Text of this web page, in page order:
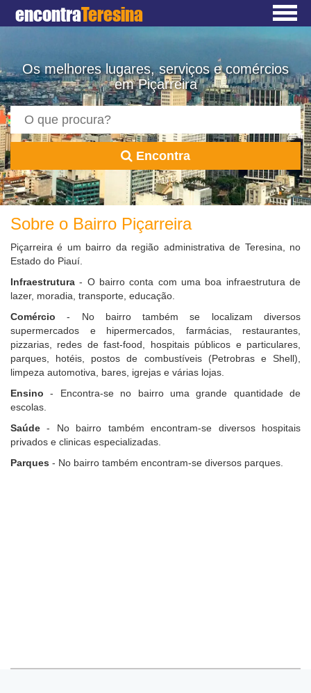
encontraTeresina
Os melhores lugares, serviços e comércios
em Piçarreira
Encontra
Sobre o Bairro Piçarreira
Piçarreira é um bairro da região administrativa de Teresina, no
Estado do Piauí.
Infraestrutura - O bairro conta com uma boa infraestrutura de
lazer, moradia, transporte, educação.
Comércio - No bairro também se localizam diversos
supermercados e hipermercados, farmácias, restaurantes,
pizzarias, redes de fast-food, hospitais públicos e particulares,
parques, hotéis, postos de combustíveis (Petrobras e Shell),
limpeza automotiva, bares, igrejas e várias lojas.
Ensino - Encontra-se no bairro uma grande quantidade de
escolas.
Saúde - No bairro também encontram-se diversos hospitais
privados e clinicas especializadas.
Parques - No bairro também encontram-se diversos parques.